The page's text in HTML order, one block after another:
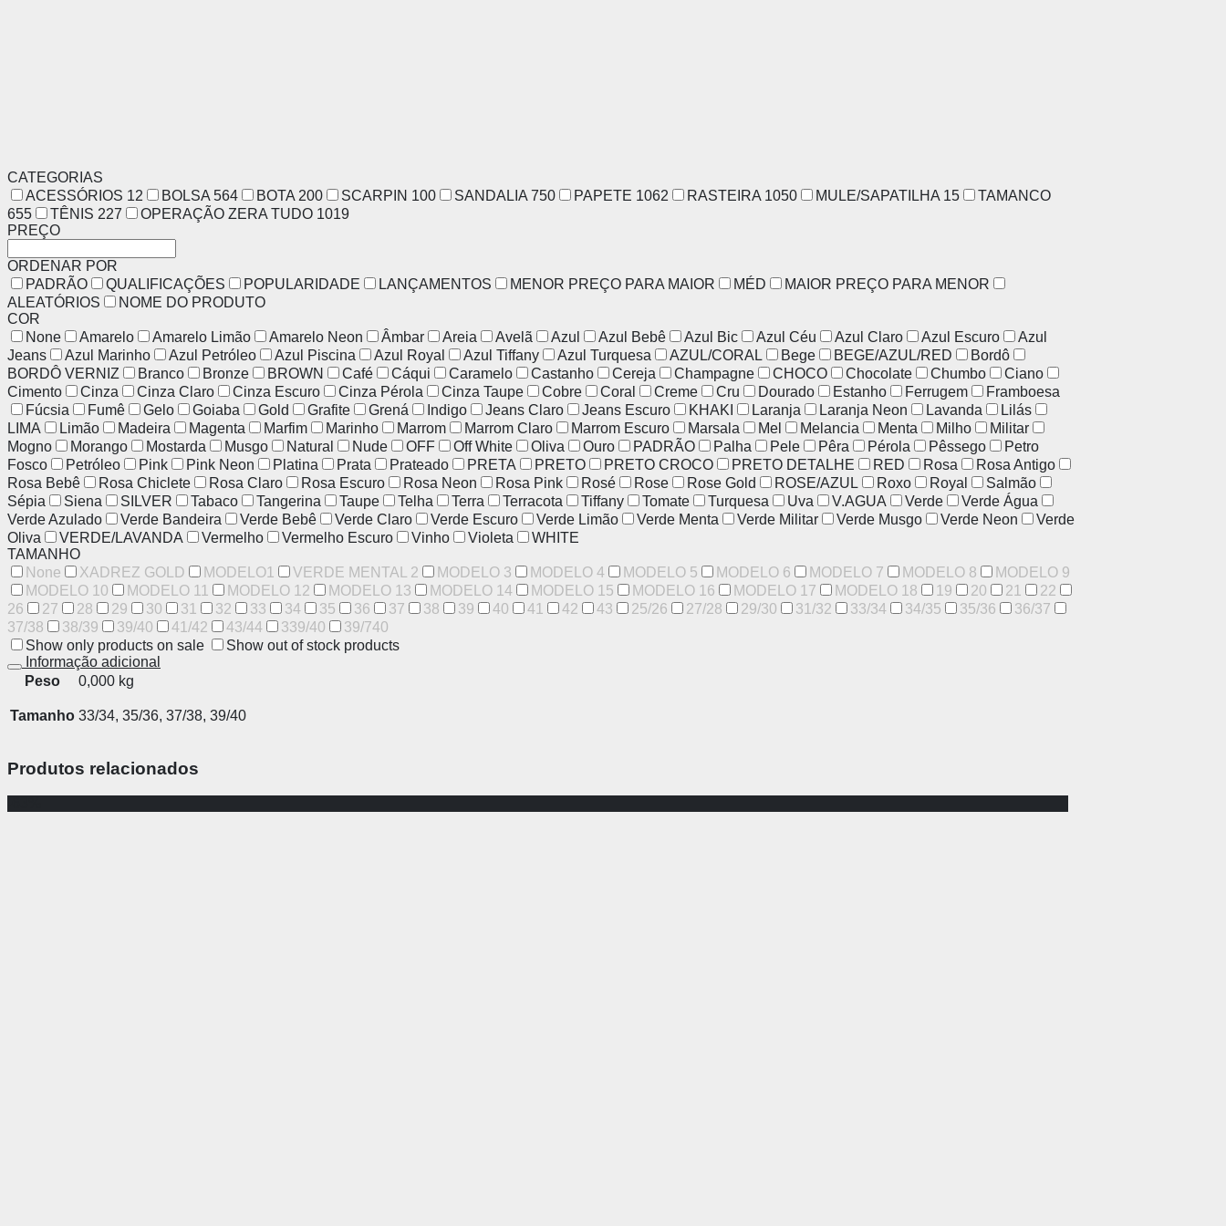
CATEGORIAS
ACESSÓRIOS 12 BOLSA 564 BOTA 200 SCARPIN 100 SANDALIA 750 PAPETE 1062 RASTEIRA 1050 MULE/SAPATILHA 15
TAMANCO
655
TÊNIS 227 OPERAÇÃO ZERA TUDO 1019
PREÇO
ORDENAR POR
PADRÃO
QUALIFICAÇÕES POPULARIDADE LANÇAMENTOS MENOR PREÇO PARA MAIOR MÉD
MAIOR PREÇO PARA MENOR
ALEATÓRIOS
NOME DO PRODUTO
COR
None
Amarelo Amarelo Limão Amarelo Neon Âmbar Areia Avelã Azul Azul Bebê Azul Bic Azul Céu Azul Claro Azul Escuro
Azul
Jeans
Azul Marinho Azul Petróleo Azul Piscina Azul Royal Azul Tiffany Azul Turquesa AZUL/CORAL Bege BEGE/AZUL/RED
Bordô
BORDÔ VERNIZ
Branco Bronze BROWN Café Cáqui Caramelo Castanho Cereja Champagne CHOCO Chocolate Chumbo
Ciano
Cimento
Cinza Cinza Claro Cinza Escuro Cinza Pérola Cinza Taupe Cobre Coral Creme Cru Dourado Estanho Ferrugem
Framboesa
Fúcsia
Fumê Gelo Goiaba Gold Grafite Grená Indigo Jeans Claro Jeans Escuro KHAKI Laranja Laranja Neon Lavanda
Lilás
LIMA
Limão Madeira Magenta Marfim Marinho Marrom Marrom Claro Marrom Escuro Marsala Mel Melancia Menta Milho
Militar
Mogno
Morango Mostarda Musgo Natural Nude OFF Off White Oliva Ouro PADRÃO Palha Pele Pêra Pérola Pêssego
Petro
Fosco
Petróleo Pink Pink Neon Platina Prata Prateado PRETA PRETO PRETO CROCO PRETO DETALHE RED Rosa
Rosa Antigo
Rosa Bebê
Rosa Chiclete Rosa Claro Rosa Escuro Rosa Neon Rosa Pink Rosé Rose Rose Gold ROSE/AZUL Roxo Royal
Salmão
Sépia
Siena SILVER Tabaco Tangerina Taupe Telha Terra Terracota Tiffany Tomate Turquesa Uva V.AGUA Verde
Verde Água
Verde Azulado
Verde Bandeira Verde Bebê Verde Claro Verde Escuro Verde Limão Verde Menta Verde Militar Verde Musgo Verde Neon
Verde
Oliva
VERDE/LAVANDA Vermelho Vermelho Escuro Vinho Violeta
WHITE
TAMANHO
None
XADREZ GOLD MODELO1 VERDE MENTAL 2 MODELO 3 MODELO 4 MODELO 5 MODELO 6 MODELO 7 MODELO 8
MODELO 9
MODELO 10
MODELO 11 MODELO 12 MODELO 13 MODELO 14 MODELO 15 MODELO 16 MODELO 17 MODELO 18 19 20 21
22
26
27 28 29 30 31 32 33 34 35 36 37 38 39 40 41 42 43 25/26 27/28 29/30 31/32 33/34 34/35 35/36
36/37
37/38
38/39 39/40 41/42 43/44 339/40
39/740
Show only products on sale
Show out of stock products
Informação adicional
Peso
0,000 kg
Tamanho 33/34, 35/36, 37/38, 39/40
Produtos relacionados